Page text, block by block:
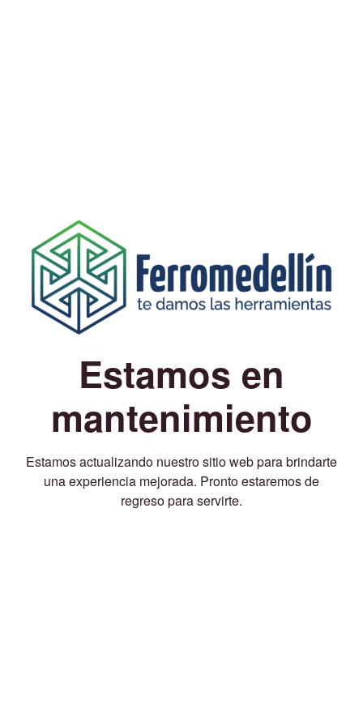
Estamos en
mantenimiento
Estamos actualizando nuestro sitio web para brindarte
una experiencia mejorada. Pronto estaremos de
regreso para servirte.